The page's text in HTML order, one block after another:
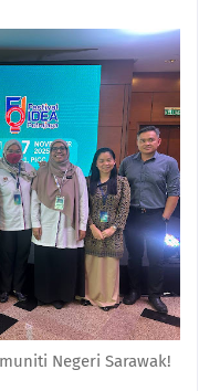
Negeri Sarawak!